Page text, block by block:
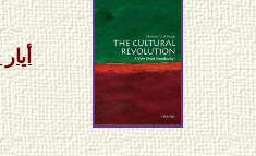
أيار 2012